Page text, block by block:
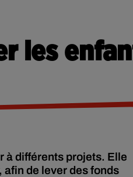
les
à différents projets. Elle
de lever des fonds